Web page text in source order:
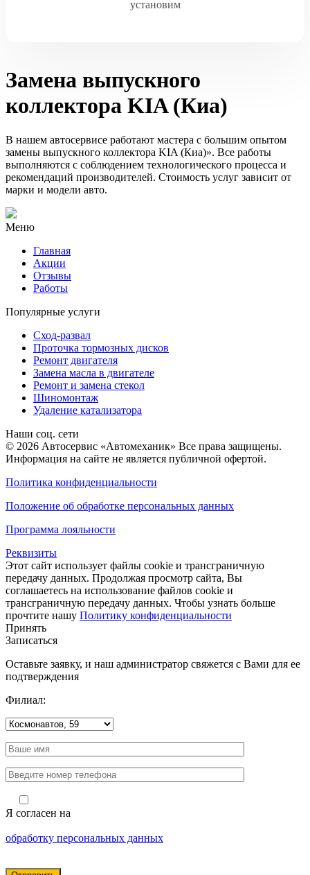
установим
Замена выпускного
коллектора KIA (Киа)
В нашем автосервисе работают мастера с большим опытом
замены выпускного коллектора KIA (Киа)». Все работы
выполняются с соблюдением технологического процесса и
рекомендаций производителей. Стоимость услуг зависит от
марки и модели авто.
Меню
Главная
Акции
Отзывы
Работы
Популярные услуги
Сход-развал
Проточка тормозных дисков
Ремонт двигателя
Замена масла в двигателе
Ремонт и замена стекол
Шиномонтаж
Удаление катализатора
Наши соц. сети
© 2026 Автосервис «Автомеханик» Все права защищены.
Информация на сайте не является публичной офертой.
Политика конфиденциальности
Положение об обработке персональных данных
Программа лояльности
Реквизиты
Этот сайт использует файлы cookie и трансграничную
передачу данных. Продолжая просмотр сайта, Вы
соглашаетесь на использование файлов cookie и
трансграничную передачу данных. Чтобы узнать больше
прочтите нашу Политику конфиденциальности
Принять
Записаться
Оставьте заявку, и наш администратор свяжется с Вами для ее
подтверждения
Филиал:
Я согласен на
обработку персональных данных